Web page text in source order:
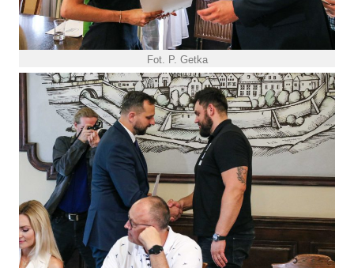
Fot. P. Getka